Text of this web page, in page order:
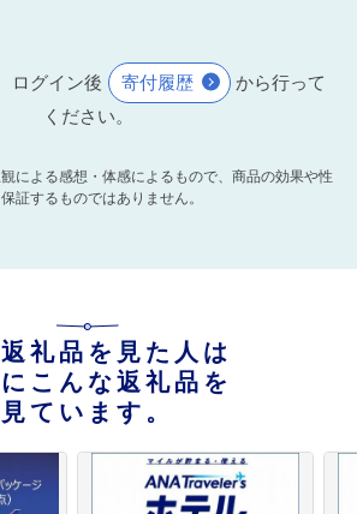
ログイン後 寄付履歴
から行って
ください。
による感想・体感によるもので、商品の効果や性
証するものではありません。
礼品を見た人は
こんな返礼品を
見ています。